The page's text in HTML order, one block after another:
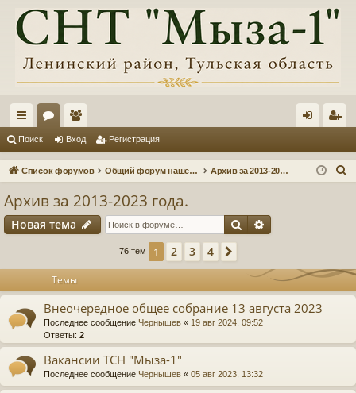
с
ы
и
ум
ол
ьз
ел
д ис
Поиск Вход Регистрация
Список форумов Общий форум нашего товарищества, информация, обсуждения Архив за 2013-2023 года.
Архив за 2013-2023 года.
Новая тема Поиск
76 тем 1 2 3 4
Темы
Внеочередное общее собрание 13 августа 2023
Последнее сообщение Чернышев « 19 авг 2024, 09:52
Ответы: 2
Вакансии ТСН "Мыза-1"
Последнее сообщение Чернышев « 05 авг 2023, 13:32